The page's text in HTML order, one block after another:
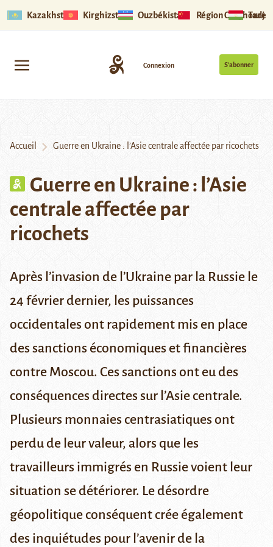
Kazakhstan Kirghizstan Ouzbékistan Région Ouïghoure
S’abonner
Connexion
Accueil Guerre en Ukraine : l’Asie centrale affectée par ricochets
Guerre en Ukraine : l’Asie
centrale affectée par
ricochets
Après l’invasion de l’Ukraine par la Russie le
24 février dernier, les puissances
occidentales ont rapidement mis en place
des sanctions économiques et financières
contre Moscou. Ces sanctions ont eu des
conséquences directes sur l’Asie centrale.
Plusieurs monnaies centrasiatiques ont
perdu de leur valeur, alors que les
travailleurs immigrés en Russie voient leur
situation se détériorer. Le désordre
géopolitique conséquent crée également
des inquiétudes pour l’avenir de la